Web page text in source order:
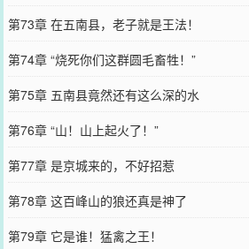
第73章 在五南县，老子就是王法！
第74章 “烧死你们这群圆毛畜牲！”
第75章 五南县竟然还有这么深的水
第76章 “山！山上起火了！”
第77章 是京城来的，不好招惹
第78章 这百峰山的狼还真是神了
第79章 它是谁！猛禽之王！